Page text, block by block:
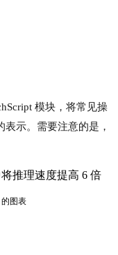
模块，将常见操
表示。需要注意的是，
的图表